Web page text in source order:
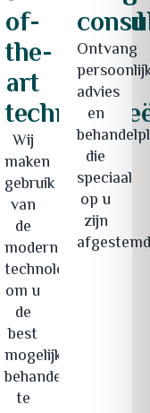
of-
the-
art
Wij
maken
gebruik
van
de
modernste
technologie
om u
de
best
mogelijke
behandelingen
te
Ontvang
advies
en
die
speciaal
op u
zijn